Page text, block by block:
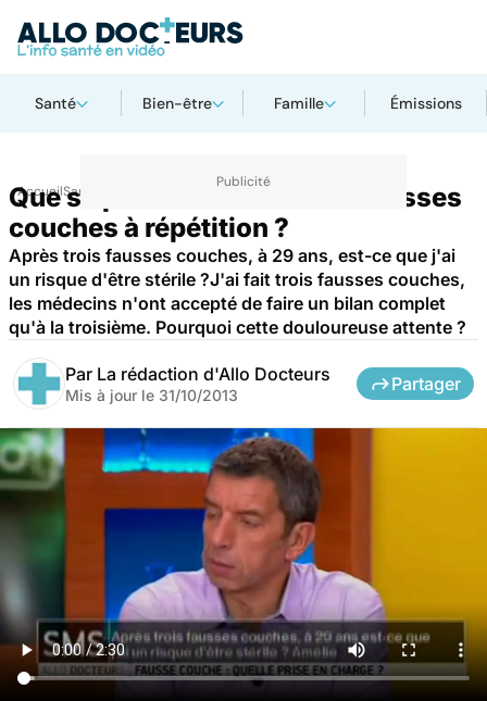
Santé Bien-être Famille Émissions
AccueilSanté
Que se passe-t-il en cas de fausses
couches à répétition ?
Après trois fausses couches, à 29 ans, est-ce que j'ai
un risque d'être stérile ?J'ai fait trois fausses couches,
les médecins n'ont accepté de faire un bilan complet
qu'à la troisième. Pourquoi cette douloureuse attente ?
Par La rédaction d'Allo Docteurs
Mis à jour le 31/10/2013
Partager